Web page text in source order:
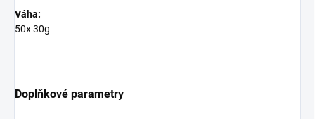
Váha:
50x 30g
Doplňkové parametry